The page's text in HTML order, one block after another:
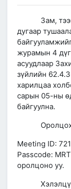
Зам,
дугаар
журамын 4
асуудлаар
зүйлийн
харилцаа
сарын 05-ны
байгуулна.
Оролцох
Meeting ID:
Passcode:
оролцоно уу.